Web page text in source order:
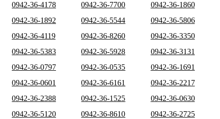
0942-36-4178
0942-36-7700
0942-36-1860
0942-36-1892
0942-36-5544
0942-36-5806
0942-36-4119
0942-36-8260
0942-36-3350
0942-36-5383
0942-36-5928
0942-36-3131
0942-36-0797
0942-36-0535
0942-36-1691
0942-36-0601
0942-36-6161
0942-36-2217
0942-36-2388
0942-36-1525
0942-36-0630
0942-36-5120
0942-36-8610
0942-36-2725